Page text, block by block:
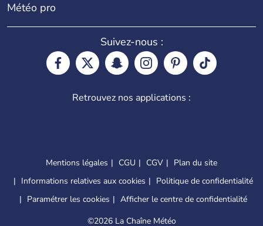
Météo pro
Suivez-nous :
Retrouvez nos applications :
Mentions légales CGU CGV
Plan du site
Informations relatives aux cookies
Politique de confidentialité
Paramétrer les cookies
Afficher le centre de confidentialité
©2026 La Chaîne Météo